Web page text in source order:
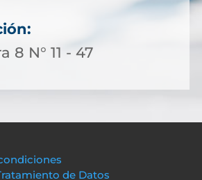
8 N° 11 - 47
de Datos